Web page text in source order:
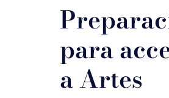
para
a Artes